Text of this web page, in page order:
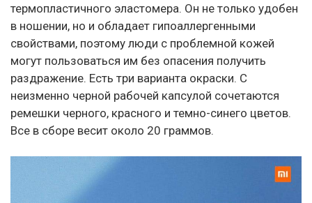
термопластичного эластомера. Он не только удобен
в ношении, но и обладает гипоаллергенными
свойствами, поэтому люди с проблемной кожей
могут пользоваться им без опасения получить
раздражение. Есть три варианта окраски. С
неизменно черной рабочей капсулой сочетаются
ремешки черного, красного и темно-синего цветов.
Все в сборе весит около 20 граммов.